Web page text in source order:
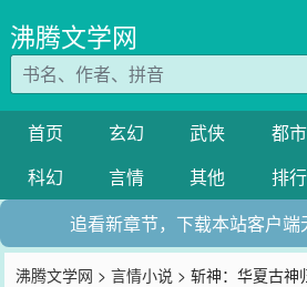
沸腾文学网
首页 玄幻 武侠 都市
科幻
言情 其他 排行
追看新章节，下载本站客户端
沸腾文学网 >言情小说 > 斩神：华夏古神